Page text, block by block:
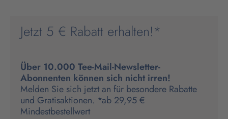
Jetzt 5 € Rabatt erhalten!*
Über 10.000 Tee-Mail-Newsletter-
Abonnenten können sich nicht irren!
Melden Sie sich jetzt an für besondere Rabatte
und Gratisaktionen. *ab 29,95 €
Mindestbestellwert